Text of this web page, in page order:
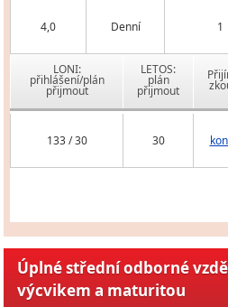
4,0 Denní 1
LONI:
přihlášení/plán
přijmout
LETOS:
plán
přijmout
133 / 30 30
Úplné střední odborné
výcvikem a maturitou